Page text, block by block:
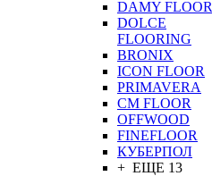
DAMY FLOOR
DOLCE
FLOORING
BRONIX
ICON FLOOR
PRIMAVERA
CM FLOOR
OFFWOOD
FINEFLOOR
КУБЕРПОЛ
+ ЕЩЕ 13